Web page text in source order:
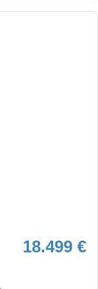
18.499 €